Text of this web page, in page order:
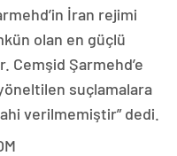
İran rejimi
olan en güçlü
Cemşid Şarmehd’e
suçlamalara
verilmemiştir” dedi.